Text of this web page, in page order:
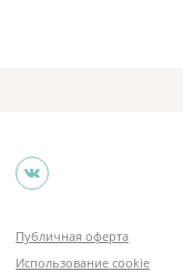
Публичная оферта
Использование cookie